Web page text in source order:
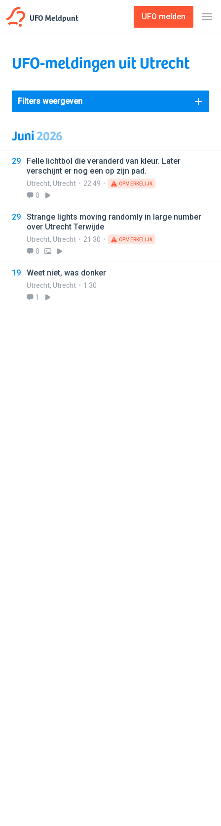
UFO Meldpunt UFO melden
UFO-meldingen uit Utrecht
Filters weergeven
Juni2026
29
Felle lichtbol die veranderd van kleur. Later
verschijnt er nog een op zijn pad.
Utrecht, Utrecht 22:49 OPMERKELIJK
0
29
Strange lights moving randomly in large number
over Utrecht Terwijde
Utrecht, Utrecht 21:30 OPMERKELIJK
0
19 Weet niet, was donker
Utrecht, Utrecht
1:30
1